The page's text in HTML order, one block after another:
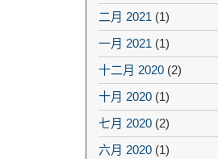
二月 2021 (1)
一月 2021 (1)
十二月 2020 (2)
十月 2020 (1)
七月 2020 (2)
六月 2020 (1)